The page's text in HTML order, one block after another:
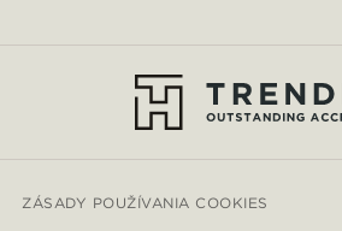
ZÁSADY POUŽÍVANIA COOKIES